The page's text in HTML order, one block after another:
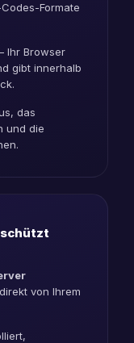
Formate
Ihr Browser
gibt innerhalb
das
und die
von Ihrem